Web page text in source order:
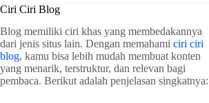
Ciri Ciri Blog
Blog memiliki ciri khas yang membedakannya
dari jenis situs lain. Dengan memahami ciri ciri
blog, kamu bisa lebih mudah membuat konten
yang menarik, terstruktur, dan relevan bagi
pembaca. Berikut adalah penjelasan singkatnya: